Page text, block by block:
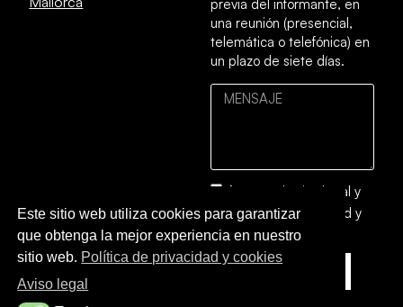
previa del informante, en
una reunión (presencial,
telemática o telefónica) en
un plazo de siete días.
Acepto el aviso legal y
lapolítica de privacidad y
cookies
Este sitio web utiliza cookies para garantizar
que obtenga la mejor experiencia en nuestro
sitio web. Política de privacidad y cookies
Aviso legal